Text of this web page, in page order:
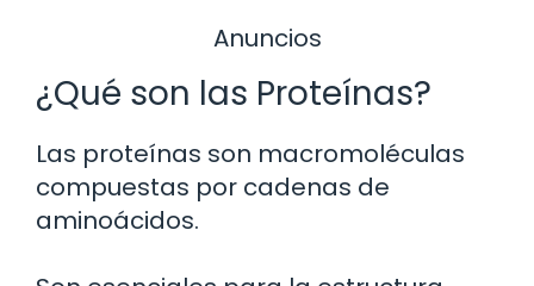
Anuncios
¿Qué son las Proteínas?
Las proteínas son macromoléculas
compuestas por cadenas de
aminoácidos.